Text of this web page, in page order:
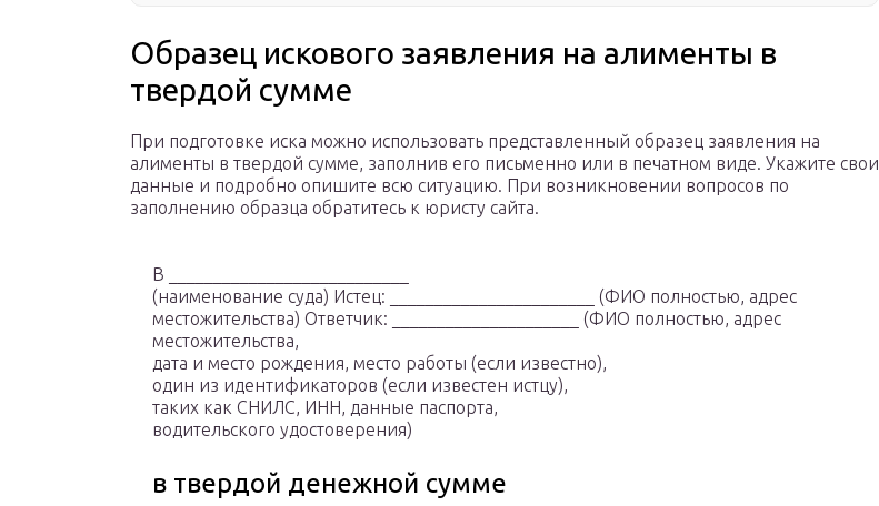
Образец искового заявления на алименты в
твердой сумме
При подготовке иска можно использовать представленный образец заявления на
алименты в твердой сумме, заполнив его письменно или в печатном виде. Укажите свои
данные и подробно опишите всю ситуацию. При возникновении вопросов по
заполнению образца обратитесь к юристу сайта.
В ___________________________
(наименование суда) Истец: _______________________ (ФИО полностью, адрес
местожительства) Ответчик: _____________________ (ФИО полностью, адрес
местожительства,
дата и место рождения, место работы (если известно),
один из идентификаторов (если известен истцу),
таких как СНИЛС, ИНН, данные паспорта,
водительского удостоверения)
в твердой денежной сумме